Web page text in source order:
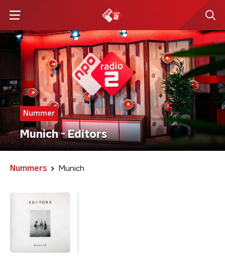
Nummer
Munich - Editors
Nummers Munich